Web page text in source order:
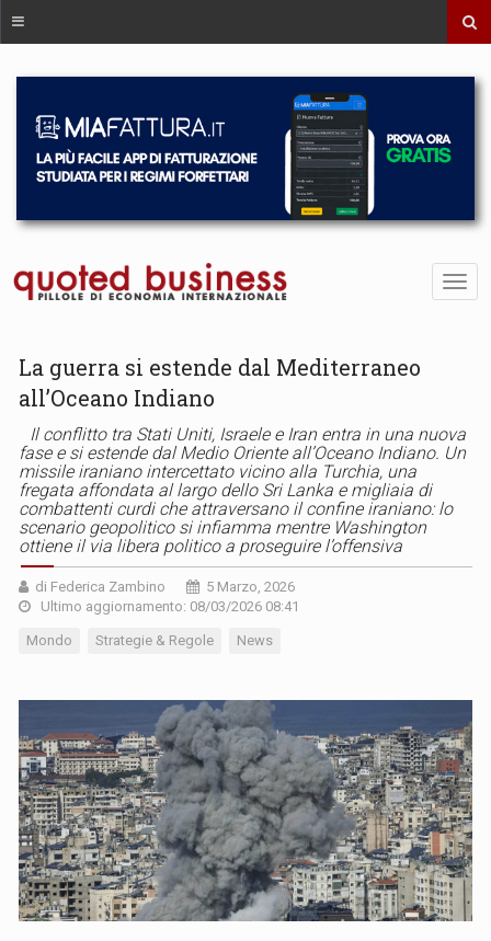
La guerra si estende dal Mediterraneo
all’Oceano Indiano
Il conflitto tra Stati Uniti, Israele e Iran entra in una nuova
fase e si estende dal Medio Oriente all’Oceano Indiano. Un
missile iraniano intercettato vicino alla Turchia, una
fregata affondata al largo dello Sri Lanka e migliaia di
combattenti curdi che attraversano il confine iraniano: lo
scenario geopolitico si infiamma mentre Washington
ottiene il via libera politico a proseguire l’offensiva
di Federica Zambino
5 Marzo, 2026
Ultimo aggiornamento: 08/03/2026 08:41
Mondo Strategie & Regole News